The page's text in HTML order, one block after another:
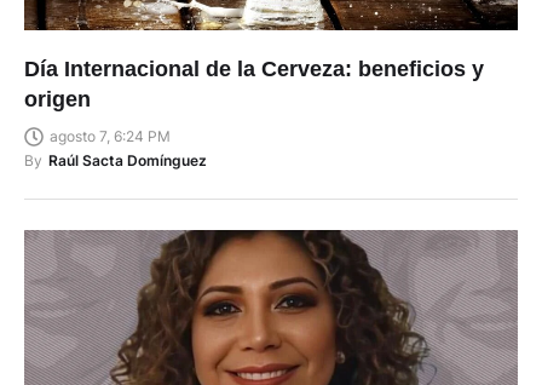
Día Internacional de la Cerveza: beneficios y
origen
agosto 7, 6:24 PM
By Raúl Sacta Domínguez